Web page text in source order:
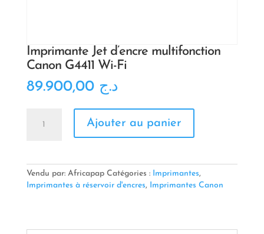
Imprimante Jet d’encre multifonction
Canon G4411 Wi-Fi
د.ج 89.900,00
Imprimante
multifonction
Canon
Ajouter au panier
Vendu par: Africapap Catégories : Imprimantes,
Imprimantes à réservoir d'encres, Imprimantes Canon